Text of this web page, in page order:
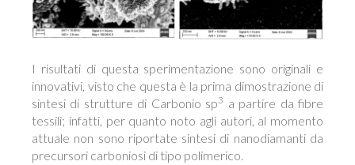
I risultati di questa sperimentazione sono originali e
innovativi, visto che questa è la prima dimostrazione di
sintesi di strutture di Carbonio sp3 a partire da fibre
tessili; infatti, per quanto noto agli autori, al momento
attuale non sono riportate sintesi di nanodiamanti da
precursori carboniosi di tipo polimerico.